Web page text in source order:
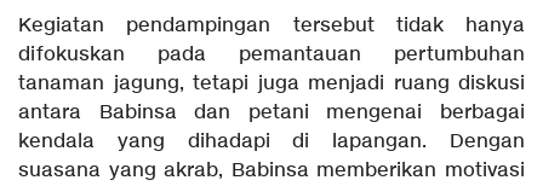
Kegiatan pendampingan tersebut tidak hanya
difokuskan pada pemantauan pertumbuhan
tanaman jagung, tetapi juga menjadi ruang diskusi
antara Babinsa dan petani mengenai berbagai
kendala yang dihadapi di lapangan. Dengan
suasana yang akrab, Babinsa memberikan motivasi